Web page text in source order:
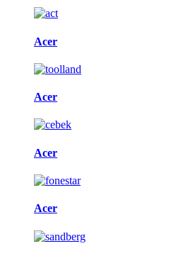
Acer
Acer
Acer
Acer